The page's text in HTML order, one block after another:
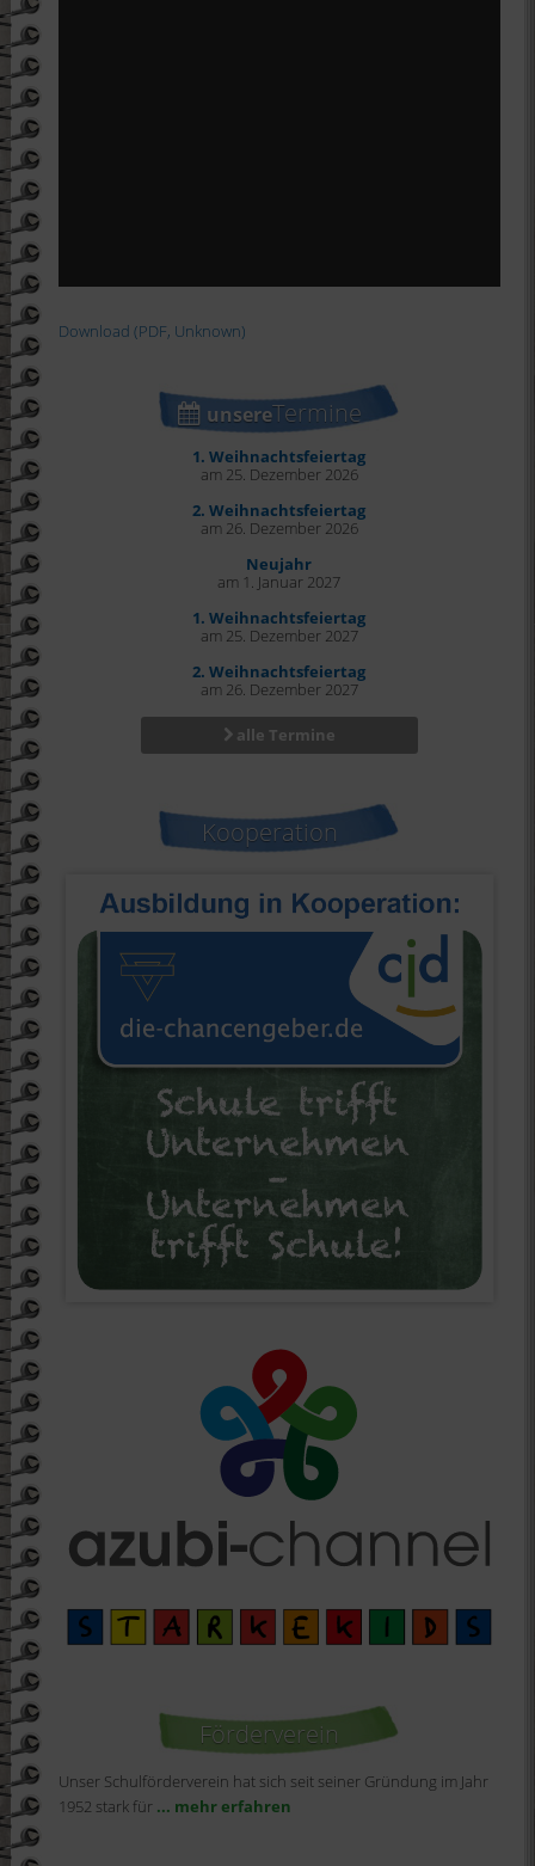
Download (PDF, Unknown)
unsereTermine
1. Weihnachtsfeiertag
am 25. Dezember 2026
2. Weihnachtsfeiertag
am 26. Dezember 2026
Neujahr
am 1. Januar 2027
1. Weihnachtsfeiertag
am 25. Dezember 2027
2. Weihnachtsfeiertag
am 26. Dezember 2027
alle Termine
Kooperation
Förderverein
Unser Schulförderverein hat sich seit seiner Gründung im Jahr
1952 stark für ... mehr erfahren